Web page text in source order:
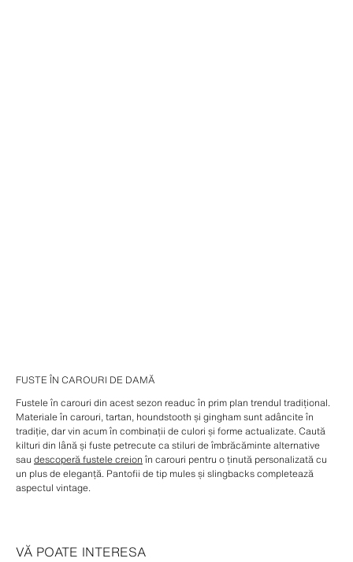
FUSTE ÎN CAROURI DE DAMĂ
Fustele în carouri din acest sezon readuc în prim plan trendul tradițional.
Materiale în carouri, tartan, houndstooth și gingham sunt adâncite în
tradiție, dar vin acum în combinații de culori și forme actualizate. Caută
kilturi din lână și fuste petrecute ca stiluri de îmbrăcăminte alternative
sau descoperă fustele creion în carouri pentru o ținută personalizată cu
un plus de eleganță. Pantofii de tip mules și slingbacks completează
aspectul vintage.
VĂ POATE INTERESA